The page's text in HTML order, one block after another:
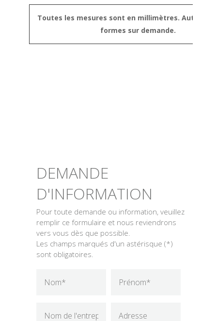
Toutes les mesures sont en millimètres. Autres
formes sur demande.
DEMANDE
D'INFORMATION
Pour toute demande ou information, veuillez
remplir ce formulaire et nous reviendrons
vers vous dès que possible.
Les champs marqués d'un astérisque (*)
sont obligatoires.